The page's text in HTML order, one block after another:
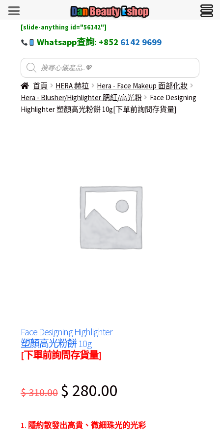
[slide-anything id="56142"]
Whatsapp查詢: +852 6142 9699
首頁 HERA 赫拉
Hera - Face Makeup 面部化妝
Hera - Blusher/Highlighter 腮紅/高光粉
Face Designing
Highlighter 塑顏高光粉餅 10g[下單前詢問存貨量]
Face Designing Highlighter
塑顏高光粉餅 10g
[下單前詢問存貨量]
$310.00 Original
was:
$ 280.00
is:
1. 隱約散發出高貴、微細珠光的光彩